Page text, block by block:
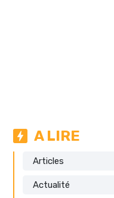
A LIRE
Articles
Actualité